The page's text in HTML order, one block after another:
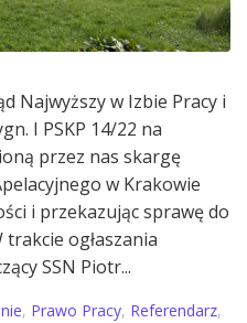
Najwyższy w Izbie Pracy i
I PSKP 14/22 na
przez nas skargę
w Krakowie
i przekazując sprawę do
ogłaszania
SSN Piotr...
, Prawo Pracy, Referendarz,